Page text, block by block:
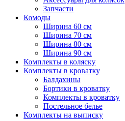
Запчасти
Комоды
Ширина 60 см
Ширина 70 см
Ширина 80 см
Ширина 90 см
Комплекты в коляску
Комплекты в кроватку
Балдахины
Бортики в кроватку
Комплекты в кроватку
Постельное белье
Комплекты на выписку